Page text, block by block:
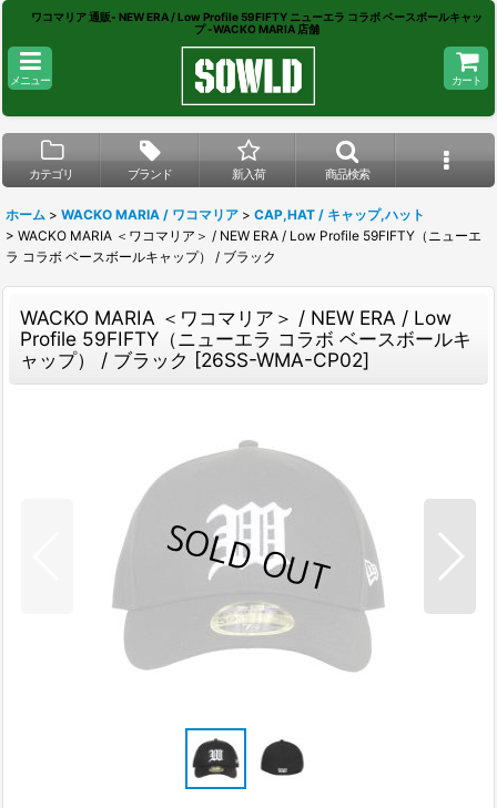
ワコマリア 通販- NEW ERA / Low Profile 59FIFTY ニューエラ コラボ ベースボールキャッ
プ -WACKO MARIA 店舗
メニュー カート
カテゴリ ブランド 新入荷 商品検索
ホーム > WACKO MARIA / ワコマリア > CAP,HAT / キャップ,ハット
> WACKO MARIA ＜ワコマリア＞ / NEW ERA / Low Profile 59FIFTY（ニューエ
ラ コラボ ベースボールキャップ） / ブラック
WACKO MARIA ＜ワコマリア＞ / NEW ERA / Low
Profile 59FIFTY（ニューエラ コラボ ベースボールキ
ャップ） / ブラック [26SS-WMA-CP02]